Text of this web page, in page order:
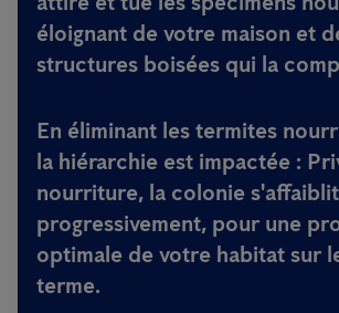
éloignant de votre maison et
structures boisées qui la
En éliminant les termites
la hiérarchie est impactée :
nourriture, la colonie
progressivement, pour une
optimale de votre habitat sur
terme.